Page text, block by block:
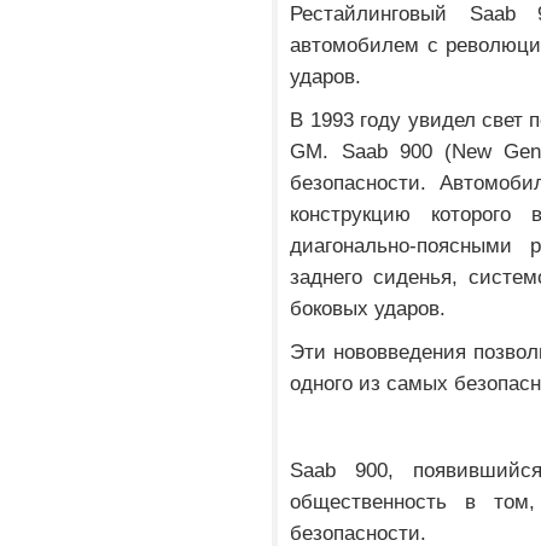
Рестайлинговый
автомобилем с
ударов.
В 1993 году увидел свет
GM. Saab 900 (New
безопасности.
конструкцию
диагонально-поясными
заднего сиденья,
боковых ударов.
Эти нововведения
одного из самых
Saab 900,
общественность в
безопасности.